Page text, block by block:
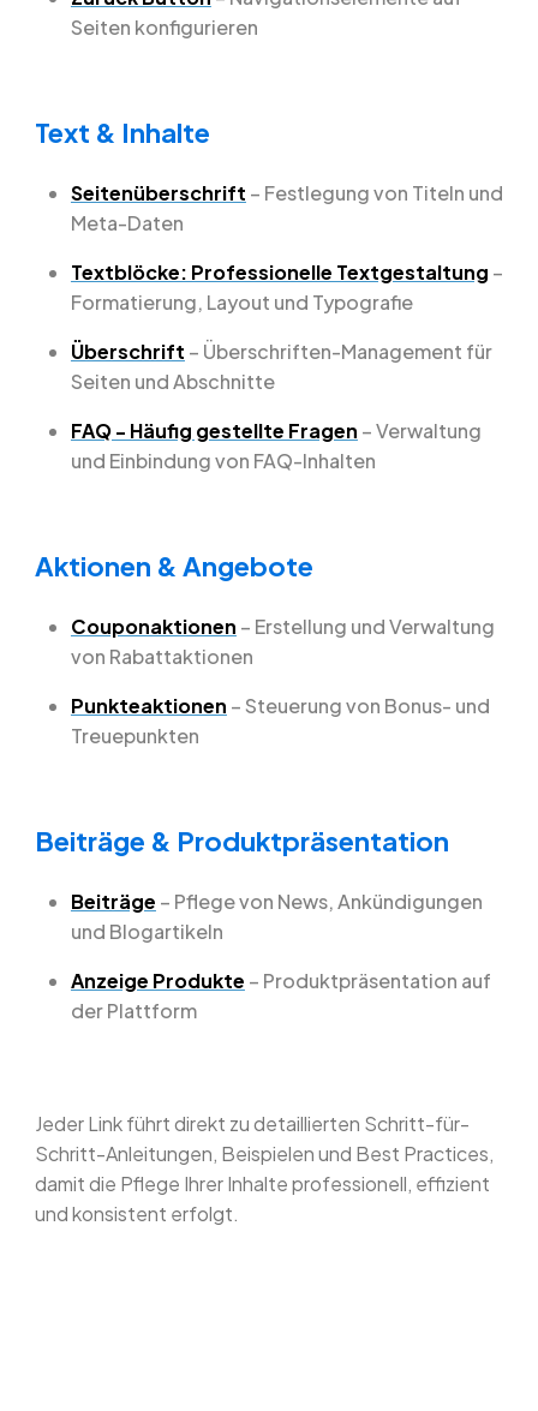
Seiten konfigurieren
Text & Inhalte
Seitenüberschrift – Festlegung von Titeln und
Meta-Daten
Textblöcke: Professionelle Textgestaltung –
Formatierung, Layout und Typografie
Überschrift – Überschriften-Management für
Seiten und Abschnitte
FAQ - Häufig gestellte Fragen – Verwaltung
und Einbindung von FAQ-Inhalten
Aktionen & Angebote
Couponaktionen – Erstellung und Verwaltung
von Rabattaktionen
Punkteaktionen – Steuerung von Bonus- und
Treuepunkten
Beiträge & Produktpräsentation
Beiträge – Pflege von News, Ankündigungen
und Blogartikeln
Anzeige Produkte – Produktpräsentation auf
der Plattform
Jeder Link führt direkt zu detaillierten Schritt-für-
Schritt-Anleitungen, Beispielen und Best Practices,
damit die Pflege Ihrer Inhalte professionell, effizient
und konsistent erfolgt.